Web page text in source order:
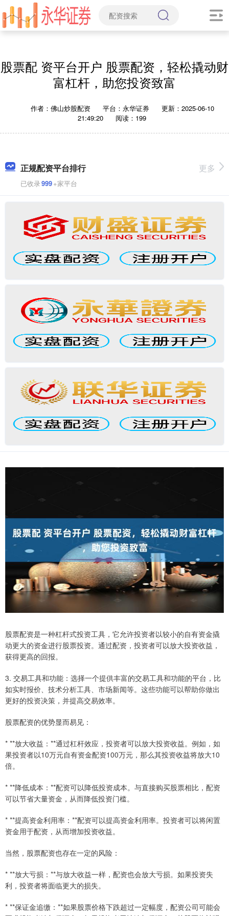
股票配 资平台开户 股票配资，轻松撬动财
富杠杆，助您投资致富
作者：佛山炒股配资 平台：永华证券
更新：2025-06-10
21:49:20
阅读：199
正规配资平台排行
已收录999+家平台
更多
股票配资是一种杠杆式投资工具，它允许投资者以较小的自有资金撬
动更大的资金进行股票投资。通过配资，投资者可以放大投资收益，
获得更高的回报。
3. 交易工具和功能：选择一个提供丰富的交易工具和功能的平台，比
如实时报价、技术分析工具、市场新闻等。这些功能可以帮助你做出
更好的投资决策，并提高交易效率。
股票配资的优势显而易见：
* **放大收益：**通过杠杆效应，投资者可以放大投资收益。例如，如
果投资者以10万元自有资金配资100万元，那么其投资收益将放大10
倍。
* **降低成本：**配资可以降低投资成本。与直接购买股票相比，配资
可以节省大量资金，从而降低投资门槛。
* **提高资金利用率：**配资可以提高资金利用率。投资者可以将闲置
资金用于配资，从而增加投资收益。
当然，股票配资也存在一定的风险：
* **放大亏损：**与放大收益一样，配资也会放大亏损。如果投资失
利，投资者将面临更大的损失。
* **保证金追缴：**如果股票价格下跌超过一定幅度，配资公司可能会